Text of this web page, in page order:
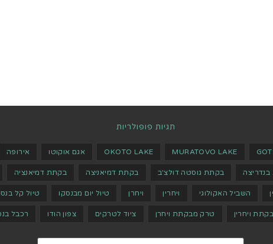
תגיות פופולריות
MURATOVO LAKE
OKOTO LAKE אגם אוקוטו אירופה
בקתת גוסטה דולצ'ב בקתת דמיאניצה בקתת דמיאנציה
השביל האקולוגי ויחרין ויחרן טיול יום מבנסקו טיול קל
ויחרין טרק מבקתת ויחרן ציוד לטרקים צפון הודו רכבל